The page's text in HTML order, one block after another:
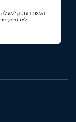
ליטיגציה,